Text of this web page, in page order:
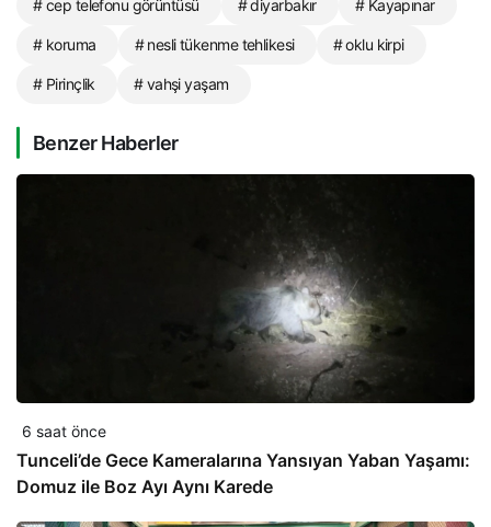
# cep telefonu görüntüsü # diyarbakır # Kayapınar
# koruma # nesli tükenme tehlikesi # oklu kirpi
# Pirinçlik # vahşi yaşam
Benzer Haberler
6 saat önce
Tunceli’de Gece Kameralarına Yansıyan Yaban Yaşamı:
Domuz ile Boz Ayı Aynı Karede